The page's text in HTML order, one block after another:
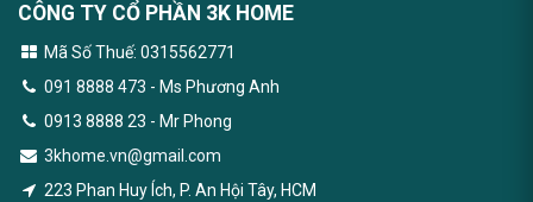
CÔNG TY CỔ PHẦN 3K HOME
Mã Số Thuế: 0315562771
091 8888 473 - Ms Phương Anh
0913 8888 23 - Mr Phong
3khome.vn@gmail.com
223 Phan Huy Ích, P. An Hội Tây, HCM